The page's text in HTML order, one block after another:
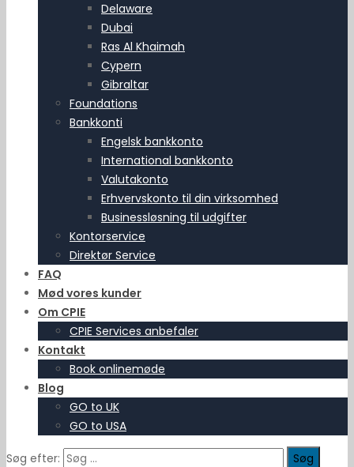
Delaware
Dubai
Ras Al Khaimah
Cypern
Gibraltar
Foundations
Bankkonti
Engelsk bankkonto
International bankkonto
Valutakonto
Erhvervskonto til din virksomhed
Businessløsning til udgifter
Kontorservice
Direktør Service
FAQ
Mød vores kunder
Om CPIE
CPIE Services anbefaler
Kontakt
Book onlinemøde
Blog
GO to UK
GO to USA
Søg efter: